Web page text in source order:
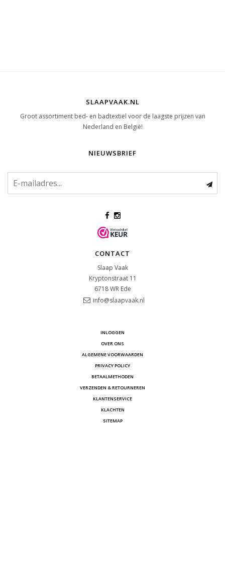
SLAAPVAAK.NL
Groot assortiment bed- en badtextiel voor de laagste prijzen van
Nederland en België!
NIEUWSBRIEF
CONTACT
Slaap Vaak
Kryptonstraat 11
6718 WR Ede
info@slaapvaak.nl
INLOGGEN
OVER ONS
ALGEMENE VOORWAARDEN
PRIVACY POLICY
BETAALMETHODEN
VERZENDEN & RETOURNEREN
KLANTENSERVICE
KLACHTEN
SITEMAP